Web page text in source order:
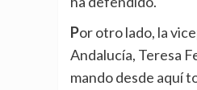
Por otro lado, la vicepresidenta segunda ha mandado un mensaje de apoyo a la coportavoz de Adelante
Andalucía, Teresa
mando desde aquí